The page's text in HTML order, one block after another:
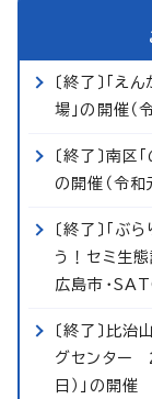
〔終了〕「え
場」の開催（
〔終了〕南区
の開催（令
〔終了〕「
う！セミ生
広島市・
〔終了〕比治
グセンター
日）」の開催